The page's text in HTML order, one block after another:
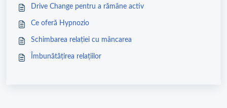
Drive Change pentru a rămâne activ
Ce oferă Hypnozio
Schimbarea relației cu mâncarea
Îmbunătățirea relațiilor